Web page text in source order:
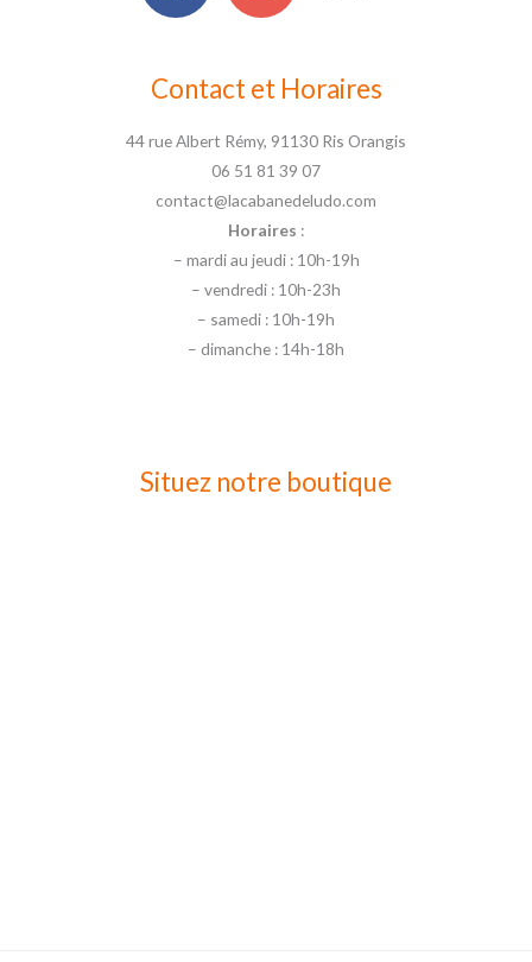
Contact et Horaires
44 rue Albert Rémy, 91130 Ris Orangis
06 51 81 39 07
contact@lacabanedeludo.com
Horaires :
– mardi au jeudi : 10h-19h
– vendredi : 10h-23h
– samedi : 10h-19h
– dimanche : 14h-18h
Situez notre boutique